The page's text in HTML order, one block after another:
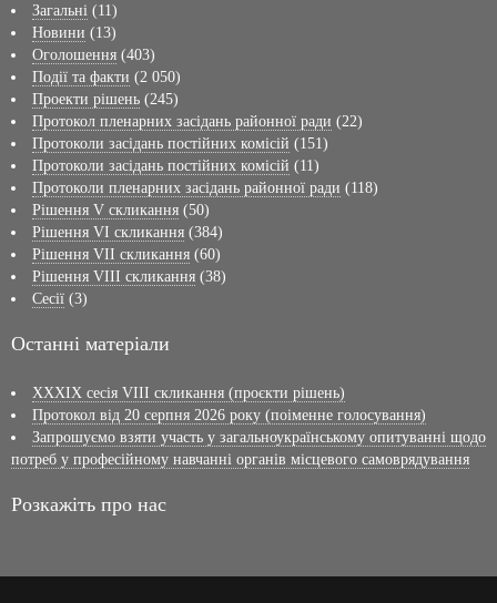
Загальні (11)
Новини (13)
Оголошення (403)
Події та факти (2 050)
Проекти рішень (245)
Протокол пленарних засідань районної ради (22)
Протоколи засідань постійних комісій (151)
Протоколи засідань постійних комісій (11)
Протоколи пленарних засідань районної ради (118)
Рішення V скликання (50)
Рішення VI скликання (384)
Рішення VII скликання (60)
Рішення VIII скликання (38)
Сесії (3)
Останні матеріали
XXXIX сесія VІІI скликання (проєкти рішень)
Протокол від 20 серпня 2026 року (поіменне голосування)
Запрошуємо взяти участь у загальноукраїнському опитуванні щодо
потреб у професійному навчанні органів місцевого самоврядування
Розкажіть про нас